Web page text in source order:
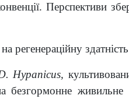
Перспективи
регенераційну
Hypanicus,
безгормонне